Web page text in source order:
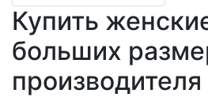
Купить
больших